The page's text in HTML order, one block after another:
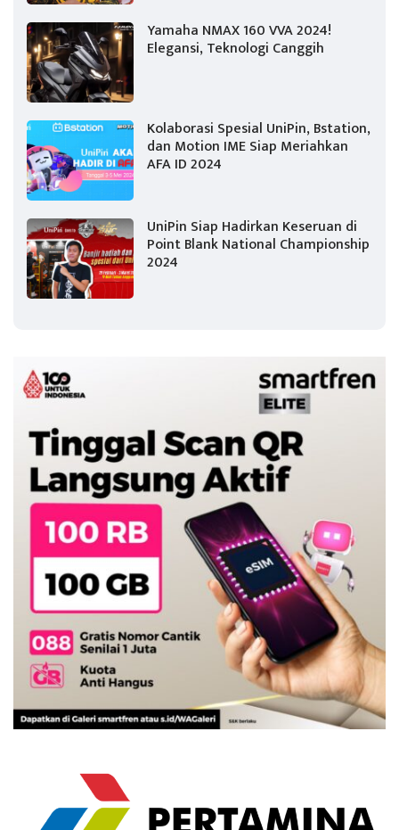
Yamaha NMAX 160 VVA 2024!
Elegansi, Teknologi Canggih
Kolaborasi Spesial UniPin, Bstation,
dan Motion IME Siap Meriahkan
AFA ID 2024
UniPin Siap Hadirkan Keseruan di
Point Blank National Championship
2024